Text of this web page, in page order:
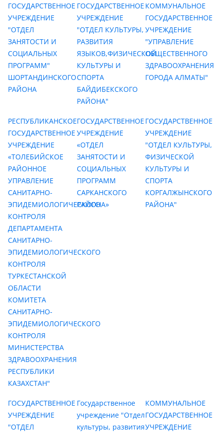
ГОСУДАРСТВЕННОЕ
УЧРЕЖДЕНИЕ
"ОТДЕЛ
ЗАНЯТОСТИ И
СОЦИАЛЬНЫХ
ПРОГРАММ"
ШОРТАНДИНСКОГО
РАЙОНА
ГОСУДАРСТВЕННОЕ
УЧРЕЖДЕНИЕ
"ОТДЕЛ КУЛЬТУРЫ,
РАЗВИТИЯ
ЯЗЫКОВ,ФИЗИЧЕСКОЙ
КУЛЬТУРЫ И
СПОРТА
БАЙДИБЕКСКОГО
РАЙОНА"
КОММУНАЛЬНОЕ
ГОСУДАРСТВЕННОЕ
УЧРЕЖДЕНИЕ
"УПРАВЛЕНИЕ
ОБЩЕСТВЕННОГО
ЗДРАВООХРАНЕНИЯ
ГОРОДА АЛМАТЫ"
РЕСПУБЛИКАНСКОЕ
ГОСУДАРСТВЕННОЕ
УЧРЕЖДЕНИЕ
«ТОЛЕБИЙСКОЕ
РАЙОННОЕ
УПРАВЛЕНИЕ
САНИТАРНО-
ЭПИДЕМИОЛОГИЧЕСКОГО
КОНТРОЛЯ
ДЕПАРТАМЕНТА
САНИТАРНО-
ЭПИДЕМИОЛОГИЧЕСКОГО
КОНТРОЛЯ
ТУРКЕСТАНСКОЙ
ОБЛАСТИ
КОМИТЕТА
САНИТАРНО-
ЭПИДЕМИОЛОГИЧЕСКОГО
КОНТРОЛЯ
МИНИСТЕРСТВА
ЗДРАВООХРАНЕНИЯ
РЕСПУБЛИКИ
КАЗАХСТАН"
ГОСУДАРСТВЕННОЕ
УЧРЕЖДЕНИЕ
«ОТДЕЛ
ЗАНЯТОСТИ И
СОЦИАЛЬНЫХ
ПРОГРАММ
САРКАНСКОГО
РАЙОНА»
ГОСУДАРСТВЕННОЕ
УЧРЕЖДЕНИЕ
"ОТДЕЛ КУЛЬТУРЫ,
ФИЗИЧЕСКОЙ
КУЛЬТУРЫ И
СПОРТА
КОРГАЛЖЫНСКОГО
РАЙОНА"
ГОСУДАРСТВЕННОЕ
УЧРЕЖДЕНИЕ
"ОТДЕЛ
Государственное
учреждение "Отдел
культуры, развития
КОММУНАЛЬНОЕ
ГОСУДАРСТВЕННОЕ
УЧРЕЖДЕНИЕ